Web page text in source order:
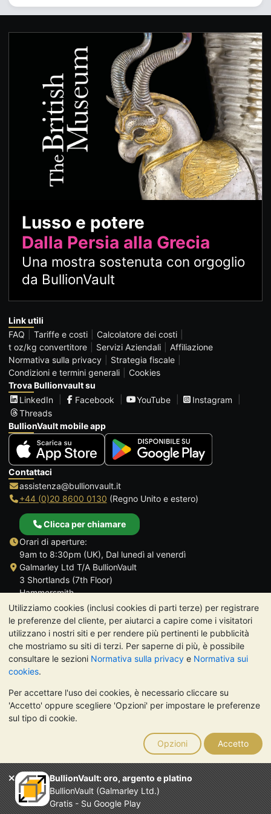
Utilizziamo cookies (inclusi cookies di parti terze) per registrare
le preferenze del cliente, per aiutarci a capire come i visitatori
utilizzano i nostri siti e per rendere più pertinenti le pubblicità
che mostriamo su siti di terzi. Per saperne di più, è possibile
consultare le sezioni Normativa sulla privacy e Normativa sui
cookies.
Per accettare l'uso dei cookies, è necessario cliccare su
'Accetto' oppure scegliere 'Opzioni' per impostare le preferenze
sul tipo di cookie.
Opzioni Accetto
BullionVault: oro, argento e platino
BullionVault (Galmarley Ltd.)
Gratis - Su Google Play
Lusso e potere
Dalla Persia alla Grecia
Una mostra sostenuta con orgoglio
da BullionVault
Link utili
FAQ
Tariffe e costi
Calcolatore dei costi
t oz/kg convertitore
Servizi Aziendali
Affiliazione
Normativa sulla privacy
Strategia fiscale
Condizioni e termini generali
Cookies
Trova Bullionvault su
LinkedIn
Facebook YouTube
Instagram
Threads
BullionVault mobile app
Contattaci
assistenza@bullionvault.it
+44 (0)20 8600 0130 (Regno Unito e estero)
Clicca per chiamare
Orari di aperture:
9am to 8:30pm (UK), Dal lunedì al venerdì
Galmarley Ltd T/A BullionVault
3 Shortlands (7th Floor)
Hammersmith
Londra
W6 8DA
Regno Unito
TrustScore 4.7 | 488 recensioni
NOTA BENE: Il valore dei metalli preziosi può diminuire o
aumentare, e i trend storici non sono predittori dell'andamento
futuro. Nulla di quanto contenuto nei siti web di BullionVault o
nelle sue comunicazioni costituisce una consulenza sugli
investimenti. Si consiglia di rivolgersi a un professionista per
stabilire se l'investimento in metalli preziosi è adatto alle proprie
esigenze.
Galmarley Ltd, trading acome BullionVault, registrata in
Inghilterra e Galles 4943684